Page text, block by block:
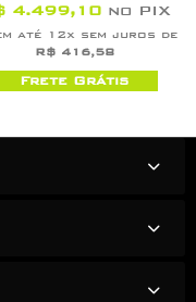
4.499,10 no PIX
até 12x sem juros de
R$ 416,58
Frete Grátis